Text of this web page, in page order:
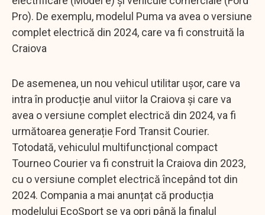
Pro). De exemplu, modelul Puma va avea o versiune
complet electrică din 2024, care va fi construită la
Craiova
De asemenea, un nou vehicul utilitar ușor, care va
intra în producție anul viitor la Craiova și care va
avea o versiune complet electrică din 2024, va fi
următoarea generație Ford Transit Courier.
Totodată, vehiculul multifuncțional compact
Tourneo Courier va fi construit la Craiova din 2023,
cu o versiune complet electrică începând tot din
2024. Compania a mai anunțat că producția
modelului EcoSport se va opri până la finalul